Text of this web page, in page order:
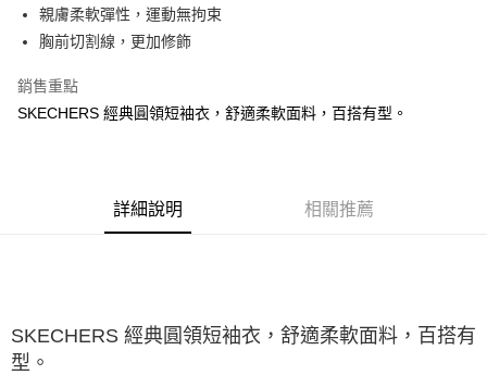
1.本服務由台灣大哥大提供，台灣大哥大用戶可立即使用無須另外申請。
2.付款方式選擇「大哥付你分期」，訂單成立後會自動跳轉到大哥付的交易
流程，驗證手機門號後，選擇欲分期的期數、繳款截止日，確認付款後即完
3.實際核准額度、可分期數及費用金額請依後續交易確認頁面所載為準。
4.訂單成立30分鐘內，如未前往確認交易或遇審核未通過，訂單將自動取
用戶於交易時，得透過本服務購買商品或服務，並由商店將買賣／分期付款
買賣價金債權讓與本公司後，依約使用本公司帳單繳交帳款。
2.基於同意付款使用「大哥付你分期」之契約關係目的，商店將以您的個人
ATM付款
宅配
親膚柔軟彈性，運動無拘束
胸前切割線，更加修飾
銷售重點
SKECHERS 經典圓領短袖衣，舒適柔軟面料，百搭有型。
詳細說明 相關推薦
SKECHERS 經典圓領短袖衣，舒適柔軟面料，百搭有
型。